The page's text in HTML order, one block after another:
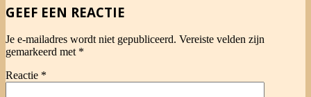
GEEF EEN REACTIE
Je e-mailadres wordt niet gepubliceerd. Vereiste velden zijn
gemarkeerd met *
Reactie *